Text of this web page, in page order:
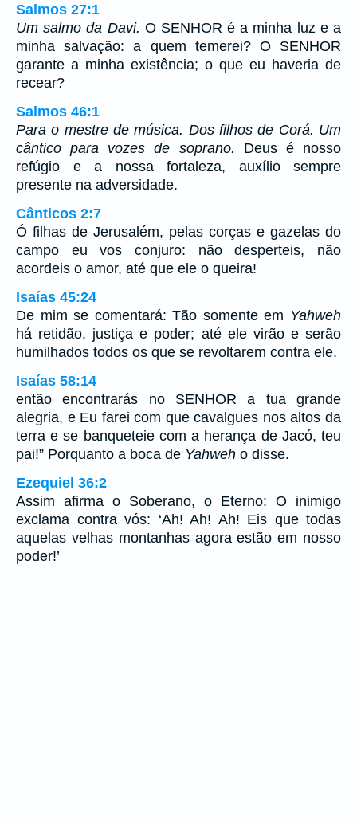
Salmos 27:1
Um salmo da Davi. O SENHOR é a minha luz e a
minha salvação: a quem temerei? O SENHOR
garante a minha existência; o que eu haveria de
recear?
Salmos 46:1
Para o mestre de música. Dos filhos de Corá. Um
cântico para vozes de soprano. Deus é nosso
refúgio e a nossa fortaleza, auxílio sempre
presente na adversidade.
Cânticos 2:7
Ó filhas de Jerusalém, pelas corças e gazelas do
campo eu vos conjuro: não desperteis, não
acordeis o amor, até que ele o queira!
Isaías 45:24
De mim se comentará: Tão somente em Yahweh
há retidão, justiça e poder; até ele virão e serão
humilhados todos os que se revoltarem contra ele.
Isaías 58:14
então encontrarás no SENHOR a tua grande
alegria, e Eu farei com que cavalgues nos altos da
terra e se banqueteie com a herança de Jacó, teu
pai!” Porquanto a boca de Yahweh o disse.
Ezequiel 36:2
Assim afirma o Soberano, o Eterno: O inimigo
exclama contra vós: ‘Ah! Ah! Ah! Eis que todas
aquelas velhas montanhas agora estão em nosso
poder!’